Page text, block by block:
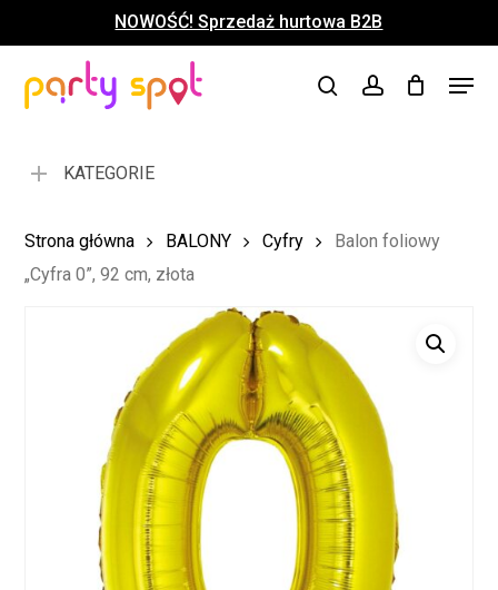
to
content
NOWOŚĆ! Sprzedaż hurtowa B2B
searchaccount
Menu
Koszyk Close
KATEGORIE
Strona główna BALONY Cyfry
Balon foliowy
„Cyfra 0”, 92 cm, złota
Menu